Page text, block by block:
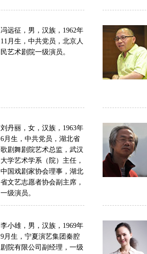
冯远征，男，汉族，1962年
11月生，中共党员，北京人
民艺术剧院一级演员。
刘丹丽，女，汉族，1963年
6月生，中共党员，湖北省
歌剧舞剧院艺术总监，武汉
大学艺术学系（院）主任，
中国戏剧家协会理事，湖北
省文艺志愿者协会副主席，
一级演员。
李小雄，男，汉族，1969年
9月生，宁夏演艺集团秦腔
剧院有限公司副经理，一级